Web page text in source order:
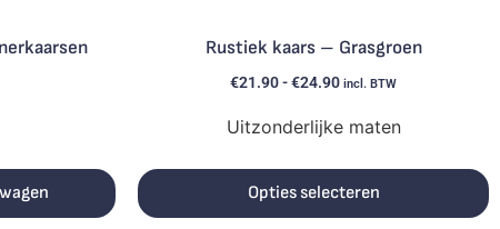
Rustiek kaars – Grasgroen
€21.90-€24.90 incl. BTW
Uitzonderlijke maten
Opties selecteren